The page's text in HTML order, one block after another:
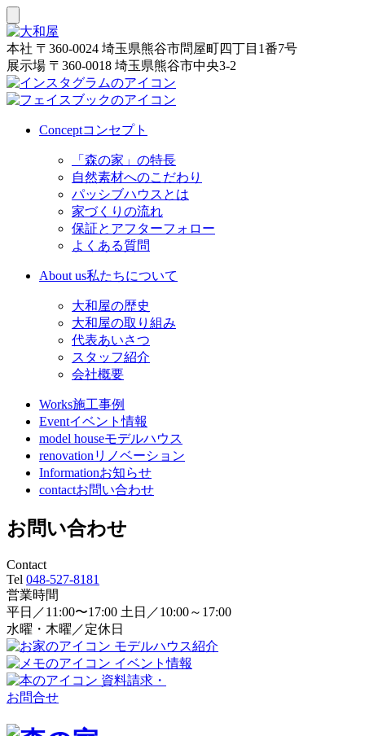
本社 〒360-0024 埼玉県熊谷市問屋町四丁目1番7号
展示場 〒360-0018 埼玉県熊谷市中央3-2
Conceptコンセプト
「森の家」の特長
自然素材へのこだわり
パッシブハウスとは
家づくりの流れ
保証とアフターフォロー
よくある質問
About us私たちについて
大和屋の歴史
大和屋の取り組み
代表あいさつ
スタッフ紹介
会社概要
Works施工事例
Eventイベント情報
model houseモデルハウス
renovation リノベーション
Informationお知らせ
contactお問い合わせ
お問い合わせ
Contact
Tel 048-527-8181
営業時間
平日／11:00〜17:00 土日／10:00～17:00
水曜・木曜／定休日
モデルハウス紹介
イベント情報
資料請求・
お問合せ